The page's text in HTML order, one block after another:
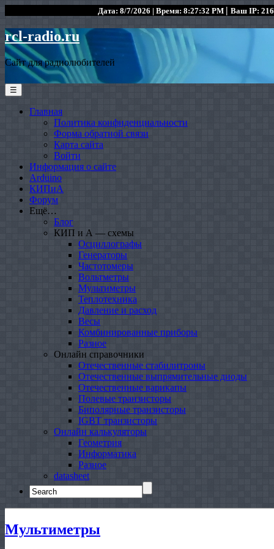
Дата: 8/7/2026 | Время: 8:27:32 PM | Ваш IP:
rcl-radio.ru
Сайт для радиолюбителей
☰
Главная
Политика конфиденциальности
Форма обратной связи
Карта сайта
Войти
Информация о сайте
Arduino
КИПиА
Форум
Ещё…
Блог
КИП и А — схемы
Осциллографы
Генераторы
Частотомеры
Вольтметры
Мультиметры
Теплотехника
Давление и расход
Весы
Комбинированные приборы
Разное
Онлайн справочники
Отечественные стабилитроны
Отечественные выпрямительные диоды
Отечественные варикапы
Полевые транзисторы
Биполярные транзисторы
IGBT транзисторы
Онлайн калькуляторы
Геометрия
Информатика
Разное
datasheet
Search
for:
Мультиметры